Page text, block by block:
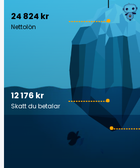
24 824 kr
Nettolön
12 176 kr
Skatt du betalar